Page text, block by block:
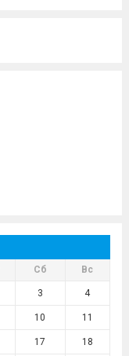
Сб Вс
3 4
10 11
17 18